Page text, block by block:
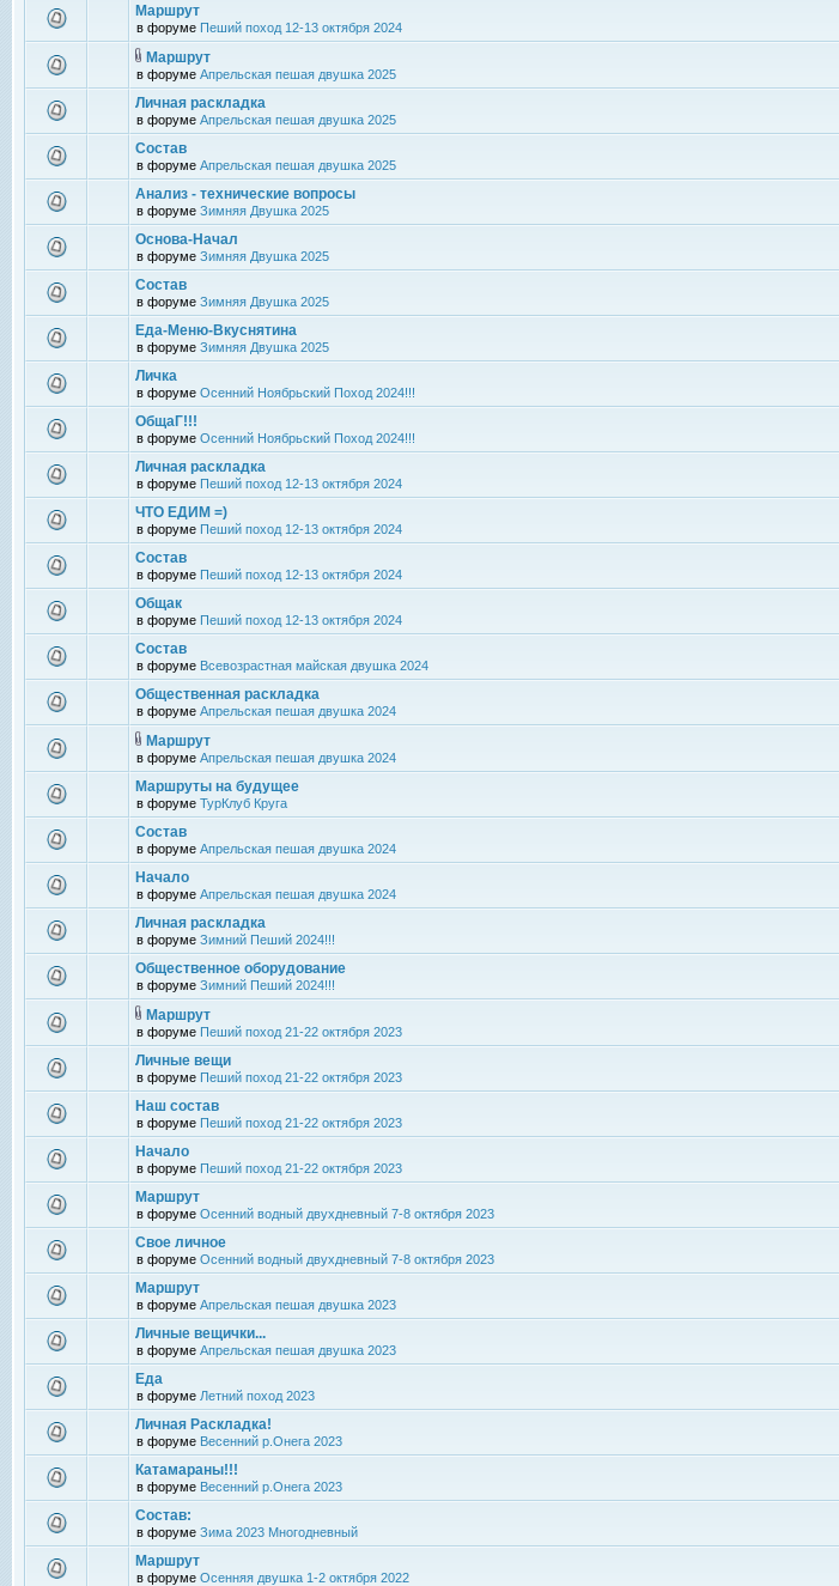
Маршрут
в форуме Пеший поход 12-13 октября 2024
Маршрут
в форуме Апрельская пешая двушка 2025
Личная раскладка
в форуме Апрельская пешая двушка 2025
Состав
в форуме Апрельская пешая двушка 2025
Анализ - технические вопросы
в форуме Зимняя Двушка 2025
Основа-Начал
в форуме Зимняя Двушка 2025
Состав
в форуме Зимняя Двушка 2025
Еда-Меню-Вкуснятина
в форуме Зимняя Двушка 2025
Личка
в форуме Осенний Ноябрьский Поход 2024!!!
ОбщаГ!!!
в форуме Осенний Ноябрьский Поход 2024!!!
Личная раскладка
в форуме Пеший поход 12-13 октября 2024
ЧТО ЕДИМ =)
в форуме Пеший поход 12-13 октября 2024
Состав
в форуме Пеший поход 12-13 октября 2024
Общак
в форуме Пеший поход 12-13 октября 2024
Состав
в форуме Всевозрастная майская двушка 2024
Общественная раскладка
в форуме Апрельская пешая двушка 2024
Маршрут
в форуме Апрельская пешая двушка 2024
Маршруты на будущее
в форуме ТурКлуб Круга
Состав
в форуме Апрельская пешая двушка 2024
Начало
в форуме Апрельская пешая двушка 2024
Личная раскладка
в форуме Зимний Пеший 2024!!!
Общественное оборудование
в форуме Зимний Пеший 2024!!!
Маршрут
в форуме Пеший поход 21-22 октября 2023
Личные вещи
в форуме Пеший поход 21-22 октября 2023
Наш состав
в форуме Пеший поход 21-22 октября 2023
Начало
в форуме Пеший поход 21-22 октября 2023
Маршрут
в форуме Осенний водный двухдневный 7-8 октября 2023
Свое личное
в форуме Осенний водный двухдневный 7-8 октября 2023
Маршрут
в форуме Апрельская пешая двушка 2023
Личные вещички...
в форуме Апрельская пешая двушка 2023
Еда
в форуме Летний поход 2023
Личная Раскладка!
в форуме Весенний р.Онега 2023
Катамараны!!!
в форуме Весенний р.Онега 2023
Состав:
в форуме Зима 2023 Многодневный
Маршрут
в форуме Осенняя двушка 1-2 октября 2022